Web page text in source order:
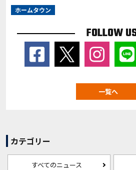
ホームタウン
FOLLOW
一覧へ
カテゴリー
すべてのニュース